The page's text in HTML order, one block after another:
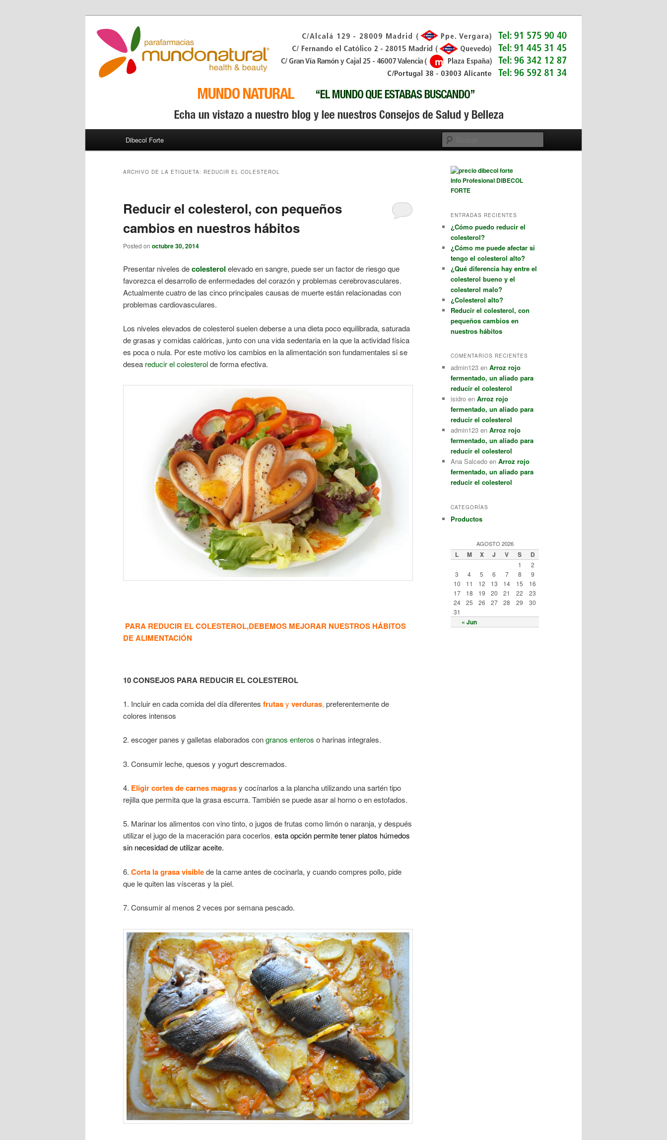
Ir
principal
Ir
secundario
Dibecol Forte
ARCHIVO DE LA ETIQUETA: REDUCIR EL COLESTEROL
Reducir el colesterol, con pequeños
cambios en nuestros hábitos
Posted on octubre 30, 2014
Presentar niveles decolesterol elevado en sangre, puede ser un factor de riesgo que
favorezca el desarrollo de enfermedades del corazón y problemas cerebrovasculares.
Actualmente cuatro de las cinco principales causas de muerte están relacionadas con
problemas cardiovasculares.
Los niveles elevados de colesterolsuelen deberse a una dieta poco equilibrada, saturada
de grasas y comidas calóricas, junto con una vida sedentaria en la que la actividad física
es poca o nula. Por este motivo los cambios en la alimentación son fundamentales si se
desea reducir el colesterolde forma efectiva.
PARA REDUCIR EL COLESTEROL,DEBEMOS MEJORAR NUESTROS HÁBITOS
DE ALIMENTACIÓN
10 CONSEJOS PARA REDUCIR EL COLESTEROL
1. Incluir en cada comida del día diferentes frutasy verduras, preferentemente de
colores intensos
2. escoger panes y galletas elaborados congranos enteros o harinas integrales.
3. Consumir leche, quesos y yogurt descremados.
4. Eligir cortes de carnes magrasy cocínarlos a la plancha utilizando una sartén tipo
rejilla que permita que la grasa escurra. También se puede asar al horno o en estofados.
5. Marinar los alimentos con vino tinto, o jugos de frutas como limón o naranja, y después
utilizar el jugo de la maceración para cocerlos, esta opción permite tener platos húmedos
sin necesidad de utilizar aceite.
6. Corta la grasa visiblede la carne antes de cocinarla, y cuando compres pollo, pide
que le quiten las vísceras y la piel.
7. Consumir al menos 2 veces por semana pescado.
Info Profesional DIBECOL
FORTE
ENTRADAS RECIENTES
¿Cómo puedo reducir el
colesterol?
¿Cómo me puede afectar si
tengo el colesterol alto?
¿Qué diferencia hay entre el
colesterol bueno y el
colesterol malo?
¿Colesterol alto?
Reducir el colesterol, con
pequeños cambios en
nuestros hábitos
COMENTARIOS RECIENTES
admin123 en Arroz rojo
fermentado, un aliado para
reducir el colesterol
isidro en Arroz rojo
fermentado, un aliado para
reducir el colesterol
admin123 en Arroz rojo
fermentado, un aliado para
reducir el colesterol
Ana Salcedo en Arroz rojo
fermentado, un aliado para
reducir el colesterol
CATEGORÍAS
Productos
AGOSTO 2026
L M X J V S D
« Jun
1
2
3
4 5 6 7 8
9
10
11 12 13 14 15
16
17
18 19 20 21 22
23
24
25 26 27 28 29
30
31